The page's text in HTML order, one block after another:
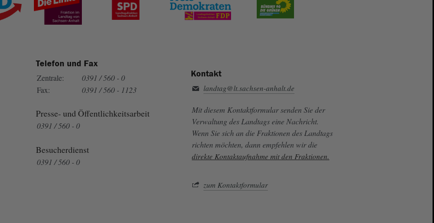
Telefon und Fax
Zentrale:
0391 / 560 - 0
Fax:
0391 / 560 - 1123
Presse- und Öffentlichkeitsarbeit
0391 / 560 - 0
Besucherdienst
0391 / 560 - 0
Kontakt
landtag@lt.sachsen-anhalt.de
Mit diesem Kontaktformular senden Sie der
Verwaltung des Landtags eine Nachricht.
Wenn Sie sich an die Fraktionen des Landtags
richten möchten, dann empfehlen wir die
direkte Kontaktaufnahme mit den Fraktionen.
zum Kontaktformular